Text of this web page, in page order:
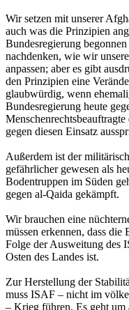
Wir setzen mit unserer
auch was die Prinzipien
Bundesregierung
nachdenken, wie wir
anpassen; aber es gibt
den Prinzipien eine
glaubwürdig, wenn
Bundesregierung heute
gegen diesen Einsatz
Außerdem ist der
gefährlicher gewesen als
Bodentruppen im Süden
gegen al-Qaida gekämpft.
Wir brauchen eine
müssen erkennen, dass
Folge der Ausweitung des
Osten des Landes ist.
Zur Herstellung der
muss ISAF – nicht im
– Krieg führen. Es geht